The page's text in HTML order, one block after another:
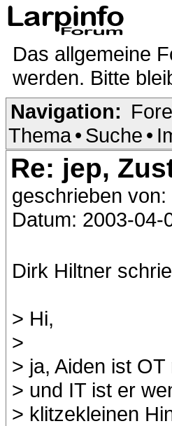
Das allgemeine
werden. Bitte
Navigation:
Thema• Suche •
Re: jep,
geschrieben von:
Datum: 2003-04-
Dirk Hiltner
> Hi,
>
> ja, Aiden ist
> und IT ist er
> klitzekleinen